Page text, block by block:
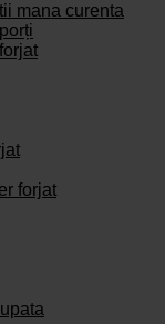
mana curenta
forjat